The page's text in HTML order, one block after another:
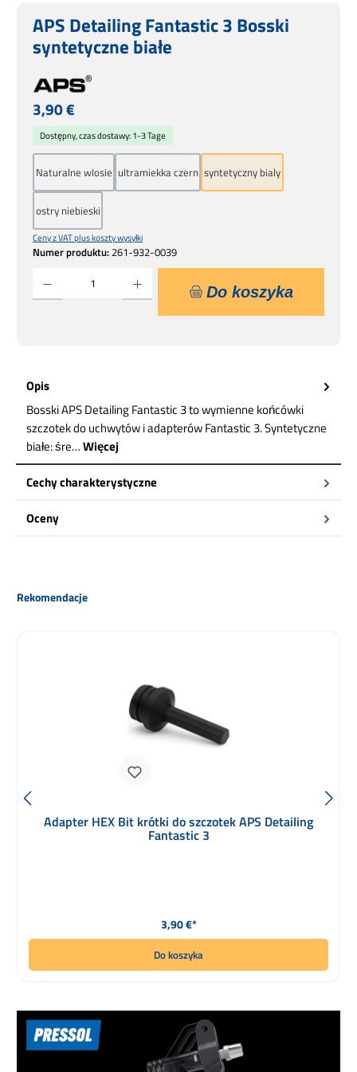
APS Detailing Fantastic 3 Bosski
syntetyczne białe
Cena regularna:
3,90 €
Ceny z VAT plus koszty wysyłki
Numer produktu:261-932-0039
Dostępny, czas dostawy: 1-3 Tage
Naturalne wlosie ultramiekka czern syntetyczny bialy
ostry niebieski
Do koszyka
Opis
Bosski APS Detailing Fantastic 3 to wymienne końcówki
szczotek do uchwytów i adapterów Fantastic 3. Syntetyczne
białe: śre…Więcej
Cechy charakterystyczne
Oceny
Pomiń galerię produktów
Rekomendacje
Adapter HEX Bit krótki do szczotek APS Detailing
Fantastic 3
Cena regularna:
3,90 €*
Do koszyka